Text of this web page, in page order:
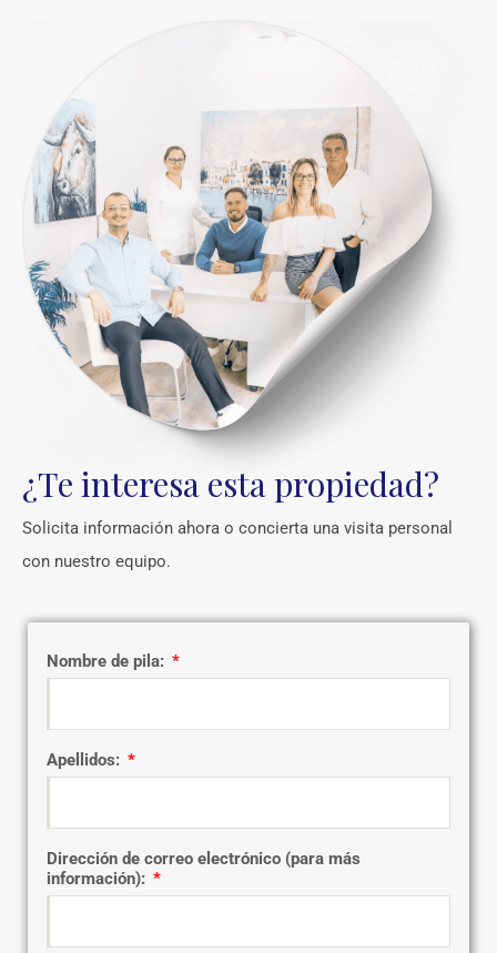
¿Te interesa esta propiedad?
Solicita información ahora o concierta una visita personal
con nuestro equipo.
Nombre de pila:
Apellidos:
Dirección de correo electrónico (para más
información):